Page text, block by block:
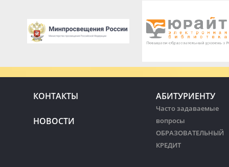
КОНТАКТЫ
НОВОСТИ
АБИТУРИЕНТУ
Часто задаваемые
вопросы
ОБРАЗОВАТЕЛЬНЫЙ
КРЕДИТ